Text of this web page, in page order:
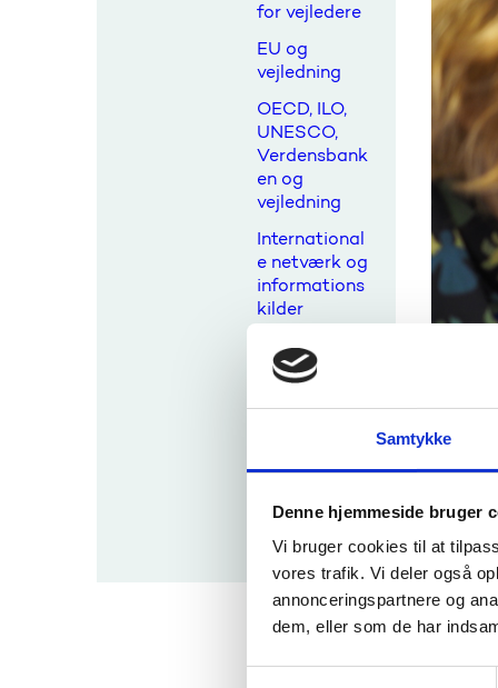
Samtykke
Denne hjemmeside bruger
Vi bruger cookies til at
vores trafik. Vi deler også
annonceringspartnere og
dem, eller som de har
for vejledere
EU og
vejledning
OECD, ILO,
UNESCO,
Verdensbank
en og
vejledning
International
e netværk og
informations
kilder
Aktuelt for
vejledere
Europæiske
transparens
Udlandsguid